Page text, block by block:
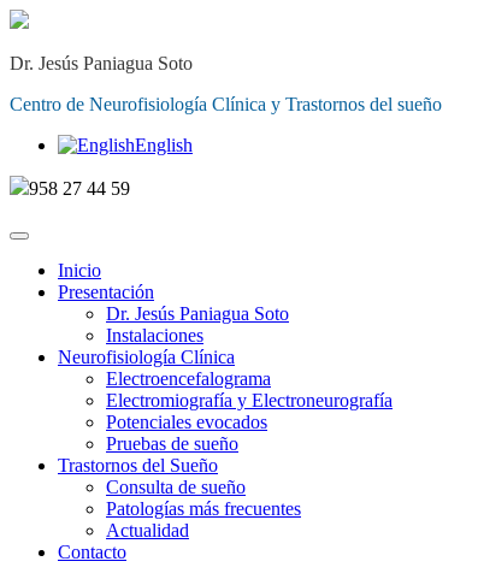
Dr. Jesús Paniagua Soto
Centro de Neurofisiología Clínica y Trastornos del sueño
English
958 27 44 59
Inicio
Presentación
Dr. Jesús Paniagua Soto
Instalaciones
Neurofisiología Clínica
Electroencefalograma
Electromiografía y Electroneurografía
Potenciales evocados
Pruebas de sueño
Trastornos del Sueño
Consulta de sueño
Patologías más frecuentes
Actualidad
Contacto